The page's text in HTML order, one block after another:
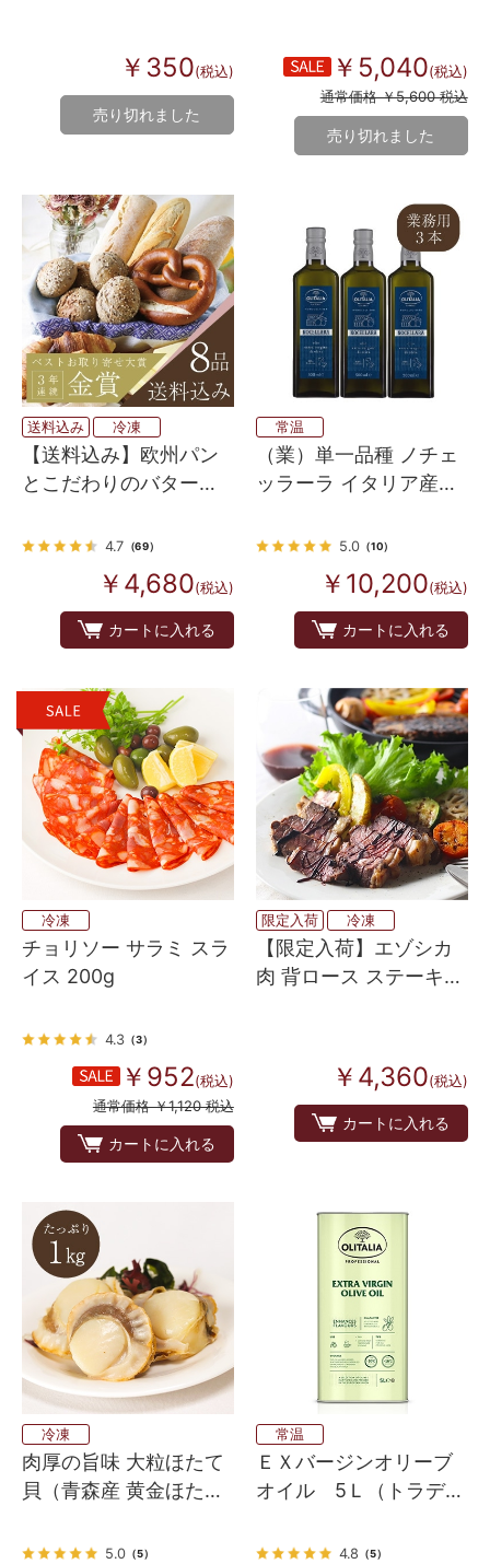
￥350(税込)
売り切れました
￥5,040(税込)
通常価格 ￥5,600 税込
売り切れました
送料込み 冷凍
【送料込み】欧州パン
とこだわりのバターを
4.7 （69）
￥4,680(税込)
カートに入れる
常温
（業）単一品種 ノチェ
ッラーラ イタリア産
ル ３本入り
5.0（10）
￥10,200(税込)
カートに入れる
冷凍
チョリソー サラミ スラ
イス 200g
4.3 （3）
￥952(税込)
通常価格 ￥1,120 税込
カートに入れる
限定入荷 冷凍
【限定入荷】エゾシカ
肉 背ロース ステーキカ
￥4,360(税込)
カートに入れる
冷凍
肉厚の旨味 大粒ほたて
貝（青森産 黄金ほた
5.0（5）
常温
ＥＸバージンオリーブ
オイル 5Ｌ（トラディ
4.8 （5）